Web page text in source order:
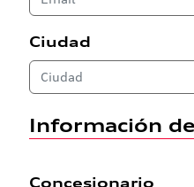
Ciudad
Información
Concesionario